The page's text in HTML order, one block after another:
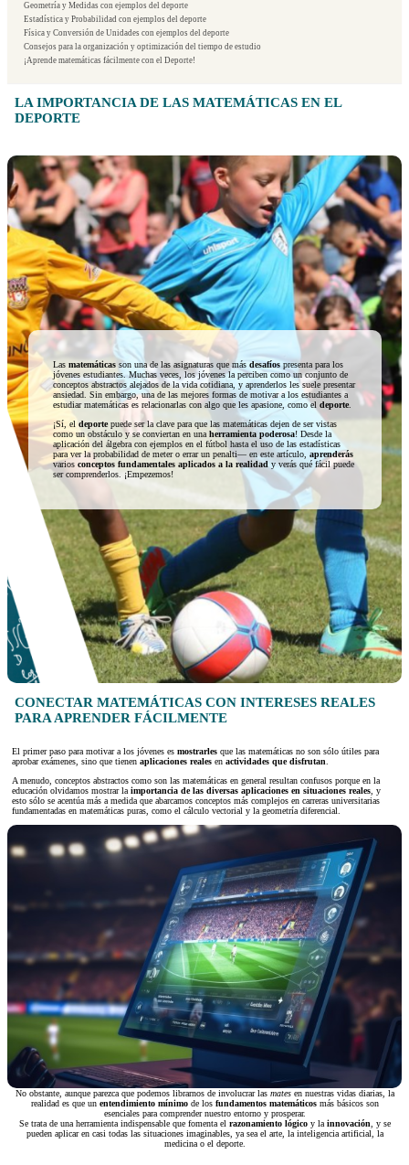
Geometría y Medidas con ejemplos del deporte
Estadística y Probabilidad con ejemplos del deporte
Física y Conversión de Unidades con ejemplos del deporte
Consejos para la organización y optimización del tiempo de estudio
¡Aprende matemáticas fácilmente con el Deporte!
LA IMPORTANCIA DE LAS MATEMÁTICAS EN EL
DEPORTE
Las matemáticas son una de las asignaturas que más desafíos presenta para los
jóvenes estudiantes. Muchas veces, los jóvenes la perciben como un conjunto de
conceptos abstractos alejados de la vida cotidiana, y aprenderlos les suele presentar
ansiedad. Sin embargo, una de las mejores formas de motivar a los estudiantes a
estudiar matemáticas es relacionarlas con algo que les apasione, como el deporte.
¡Sí, el deportepuede ser la clave para que las matemáticas dejen de ser vistas
como un obstáculo y se conviertan en unaherramienta poderosa! Desde la
aplicación del álgebra con ejemplos en el fútbol hasta el uso de las estadísticas
para ver la probabilidad de meter o errar un penalti— en este artículo, aprenderás
varios conceptos fundamentales aplicados a la realidad y verás qué fácil puede
ser comprenderlos. ¡Empezemos!
CONECTAR MATEMÁTICAS CON INTERESES REALES
PARA APRENDER FÁCILMENTE
El primer paso para motivar a los jóvenes es mostrarles que las matemáticas no son sólo útiles para
aprobar exámenes, sino que tienen aplicaciones reales en actividades que disfrutan.
A menudo, conceptos abstractos como son las matemáticas en general resultan confusos porque en la
educación olvidamos mostrar laimportancia de las diversas aplicaciones en situaciones reales, y
esto sólo se acentúa más a medida que abarcamos conceptos más complejos en carreras universitarias
fundamentadas en matemáticas puras, como el cálculo vectorial y la geometría diferencial.
No obstante, aunque parezca que podemos librarnos de involucrar las mates en nuestras vidas diarias, la
realidad es que un entendimiento mínimode los fundamentos matemáticosmás básicos son
esenciales para comprender nuestro entorno y prosperar.
Se trata de una herramienta indispensable que fomenta el razonamiento lógicoy lainnovación, y se
pueden aplicar en casi todas las situaciones imaginables, ya sea el arte, la inteligencia artificial, la
medicina o el deporte.